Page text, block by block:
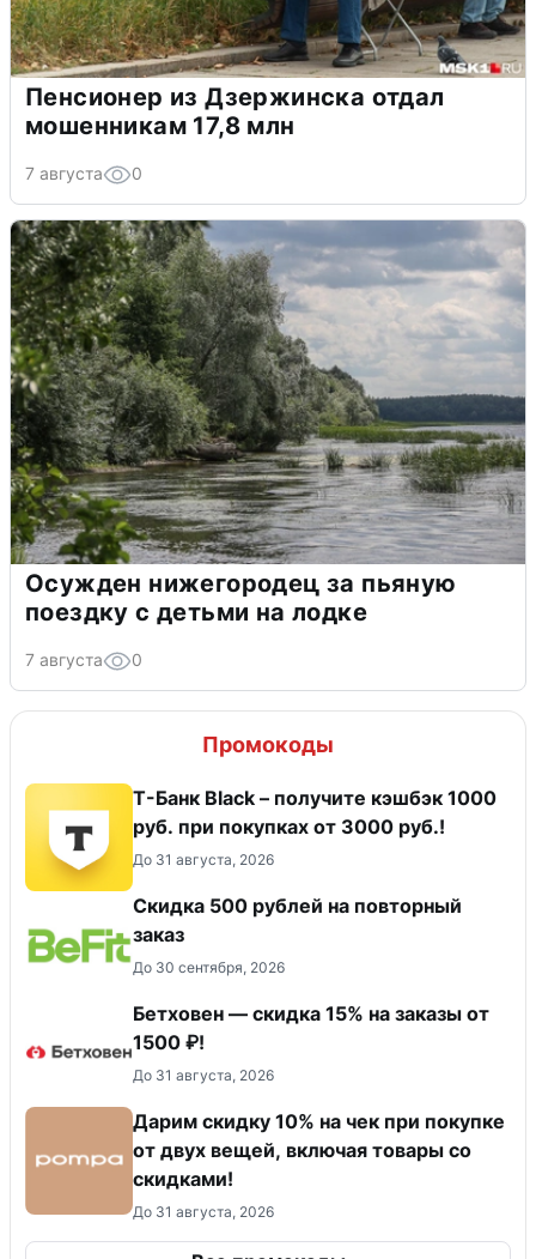
Пенсионер из Дзержинска отдал
мошенникам 17,8 млн
7 августа 0
Осужден нижегородец за пьяную
поездку с детьми на лодке
7 августа 0
Промокоды
Т-Банк Black – получите кэшбэк 1000
руб. при покупках от 3000 руб.!
До 31 августа, 2026
Скидка 500 рублей на повторный
заказ
До 30 сентября, 2026
Бетховен — скидка 15% на заказы от
1500 ₽!
До 31 августа, 2026
Дарим скидку 10% на чек при покупке
от двух вещей, включая товары со
скидками!
До 31 августа, 2026